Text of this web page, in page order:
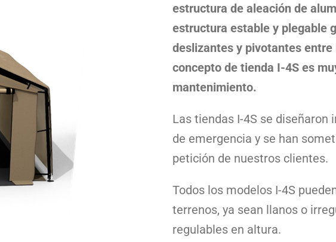
estructura de aleación de
estructura estable y plegable
deslizantes y pivotantes entre
concepto de tienda I-4S es
mantenimiento.
Las tiendas I-4S se
de emergencia y se han
petición de nuestros clientes.
Todos los modelos I-4S
terrenos, ya sean llanos o
regulables en altura.